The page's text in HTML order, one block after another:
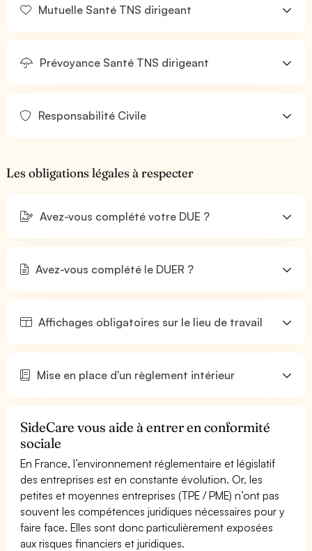
Mutuelle Santé TNS dirigeant
Prévoyance Santé TNS dirigeant
Responsabilité Civile
Les obligations légales à respecter
Avez-vous complété votre DUE ?
Avez-vous complété le DUER ?
Affichages obligatoires sur le lieu de travail
Mise en place d'un règlement intérieur
SideCare vous aide à entrer en conformité
sociale
En France, l’environnement réglementaire et législatif
des entreprises est en constante évolution. Or, les
petites et moyennes entreprises (TPE / PME) n’ont pas
souvent les compétences juridiques nécessaires pour y
faire face. Elles sont donc particulièrement exposées
aux risques financiers et juridiques.